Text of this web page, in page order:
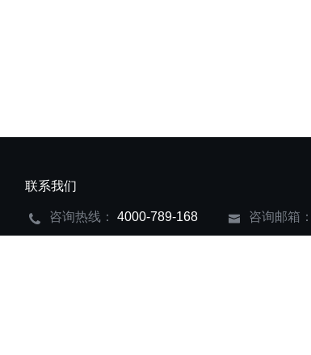
联系我们
咨询热线： 4000-789-168 咨询邮箱：